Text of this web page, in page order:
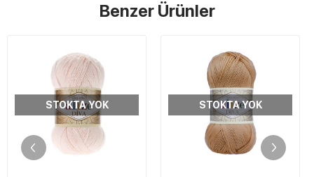
Benzer Ürünler
STOKTA YOK STOKTA YOK